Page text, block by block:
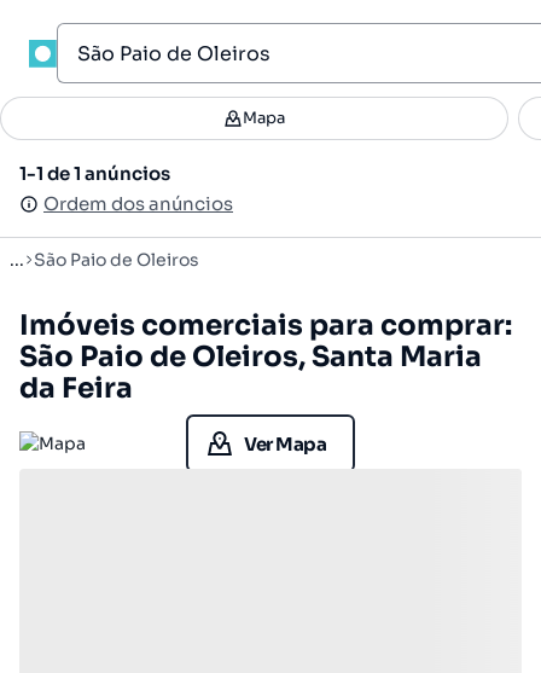
Filtros 2 Guardar pesquisa
1-1 de 1 anúncios
Ordem dos anúncios
Mapa
1-1 de 1 anúncios
Ordem dos anúncios
... São Paio de Oleiros
Imóveis comerciais para comprar:
São Paio de Oleiros, Santa Maria
da Feira
Ver Mapa